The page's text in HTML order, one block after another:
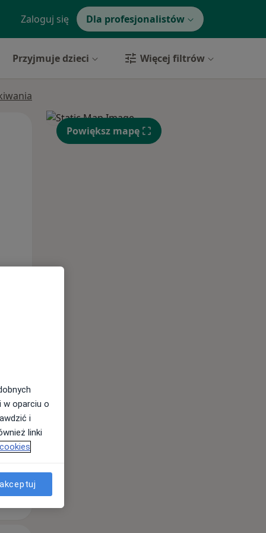
Zaloguj się Dla profesjonalistów
Przyjmuje dzieci Więcej filtrów
Pt, Sob,
Powiększ mapę
w oparciu o
i
linki